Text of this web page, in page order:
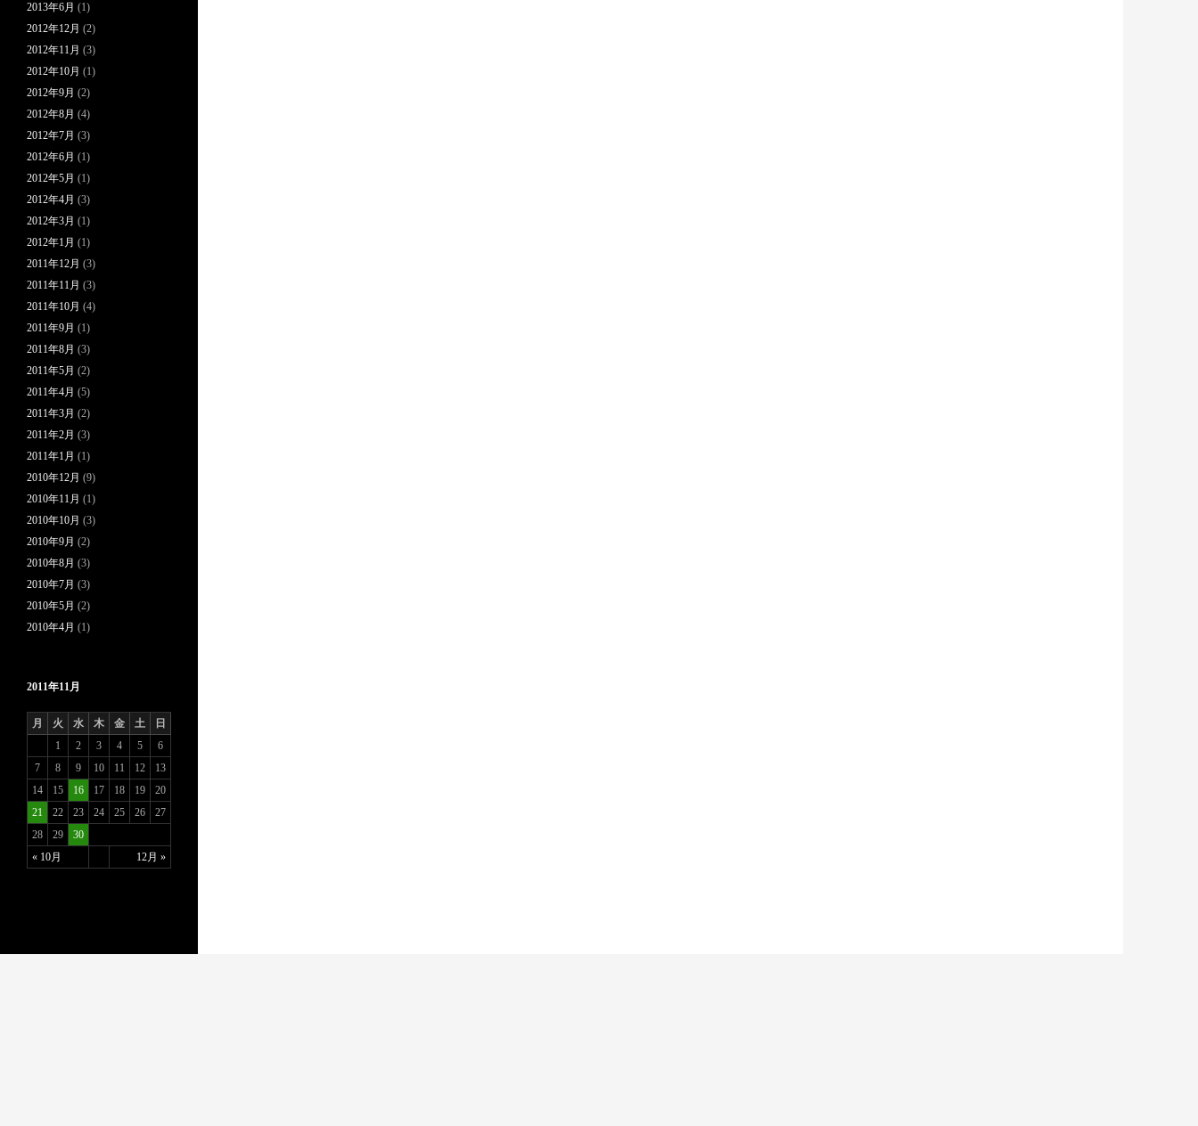
2013年6月 (1)
2012年12月 (2)
2012年11月 (3)
2012年10月 (1)
2012年9月 (2)
2012年8月 (4)
2012年7月 (3)
2012年6月 (1)
2012年5月 (1)
2012年4月 (3)
2012年3月 (1)
2012年1月 (1)
2011年12月 (3)
2011年11月 (3)
2011年10月 (4)
2011年9月 (1)
2011年8月 (3)
2011年5月 (2)
2011年4月 (5)
2011年3月 (2)
2011年2月 (3)
2011年1月 (1)
2010年12月 (9)
2010年11月 (1)
2010年10月 (3)
2010年9月 (2)
2010年8月 (3)
2010年7月 (3)
2010年5月 (2)
2010年4月 (1)
2011年11月
月 火 水 木 金 土 日
« 10月 12月 »
1 2 3 4 5
6
7
8 9 10 11 12
13
14
15 16 17 18 19
20
21
22 23 24 25 26
27
28
29 30